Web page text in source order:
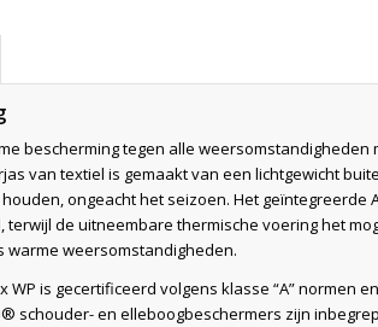
bescherming tegen alle weersomstandigheden
van textiel is gemaakt van een lichtgewicht
ongeacht het seizoen. Het geïntegreerde
terwijl de uitneembare thermische voering het
warme weersomstandigheden.
WP is gecertificeerd volgens klasse “A” normen
schouder- en elleboogbeschermers zijn